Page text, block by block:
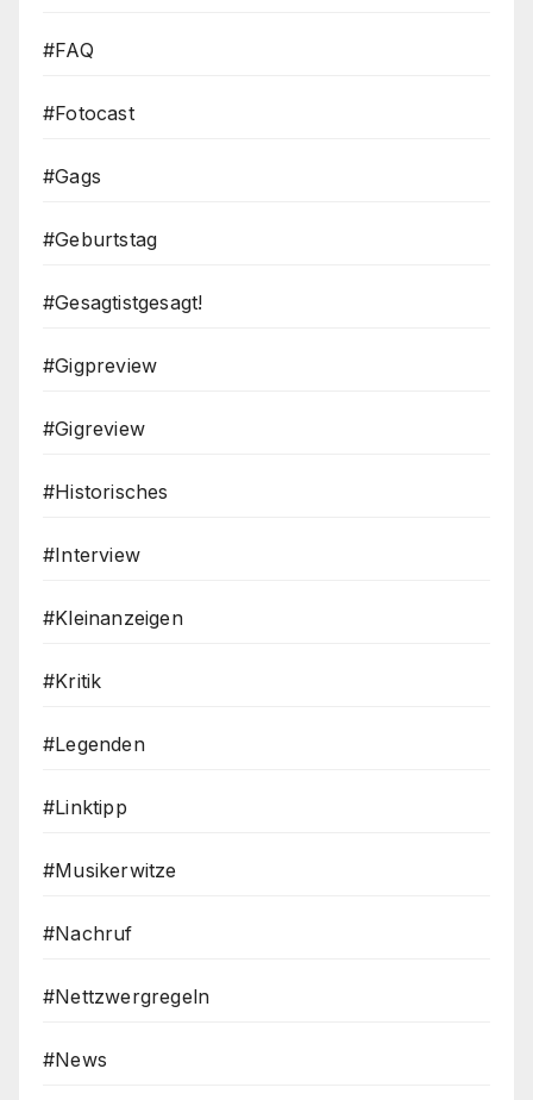
#FAQ
#Fotocast
#Gags
#Geburtstag
#Gesagtistgesagt!
#Gigpreview
#Gigreview
#Historisches
#Interview
#Kleinanzeigen
#Kritik
#Legenden
#Linktipp
#Musikerwitze
#Nachruf
#Nettzwergregeln
#News